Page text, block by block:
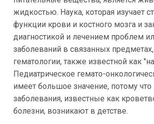
жидкостью. Наука, которая изучает
функции крови и костного мозга и
диагностикой и лечением проблем
заболеваний в связанных
гематологии, также известной как
Педиатрическое гемато-
имеет большое значение, потому
заболевания, известные как
болезни, возникают в детстве.